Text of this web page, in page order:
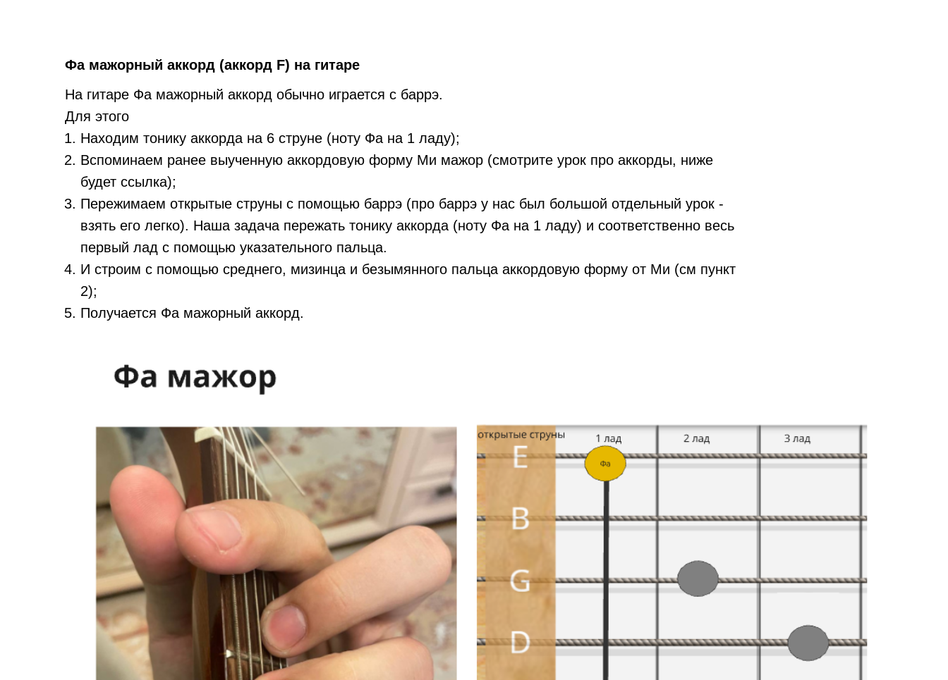
Фа мажорный аккорд (аккорд F) на гитаре
На гитаре Фа мажорный аккорд обычно играется с баррэ.
Для этого
Находим тонику аккорда на 6 струне (ноту Фа на 1 ладу);
Вспоминаем ранее выученную аккордовую форму Ми мажор (смотрите урок про аккорды, ниже
будет ссылка);
Пережимаем открытые струны с помощью баррэ (про баррэ у нас был большой отдельный урок -
взять его легко). Наша задача пережать тонику аккорда (ноту Фа на 1 ладу) и соответственно весь
первый лад с помощью указательного пальца.
И строим с помощью среднего, мизинца и безымянного пальца аккордовую форму от Ми (см пункт
2);
Получается Фа мажорный аккорд.